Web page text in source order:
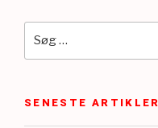
efter:
SENESTE ARTIKLER